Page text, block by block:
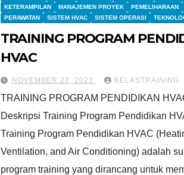
KETERAMPILAN
MANAJEMEN PROYEK PEMELIHARAAN
PERAWATAN
SISTEM HVAC SISTEM OPERASI
TRAINING PROGRAM
HVAC
NOVEMBER 22, 2023 KELASTRAINING
TRAINING PROGRAM PENDIDIKAN
Deskripsi Training Program Pendidikan
Training Program Pendidikan HVAC
Ventilation, and Air Conditioning) adalah
program training yang dirancang untuk